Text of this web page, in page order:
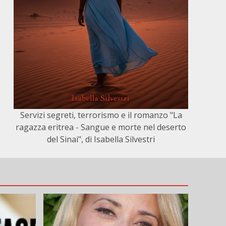
Servizi segreti, terrorismo e il romanzo "La
ragazza eritrea - Sangue e morte nel deserto
del Sinai", di Isabella Silvestri